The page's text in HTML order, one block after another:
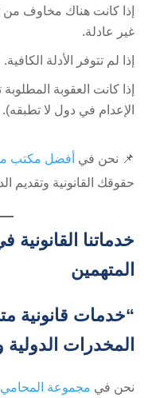
إذا كانت هناك مخاوف من
غير عادلة.
إذا لم تتوفر الأدلة الكافية.
إذا كانت العقوبة
الإعدام في دول لا تطبقه).
📌 نحن في أفضل مكتب
حقوقك القانونية وتقديم
خدماتنا
المتهمين
“خدمات قانونية
المخدرات الدولية
نحن في مجموعة المحامي